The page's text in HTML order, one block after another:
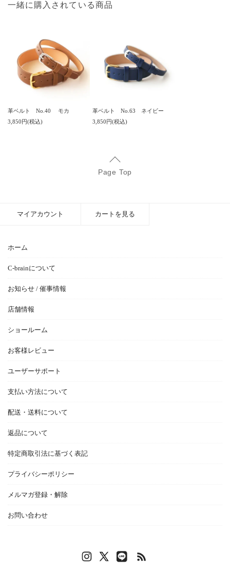
一緒に購入されている商品
革ベルト No.40 モカ
3,850円(税込)
革ベルト No.63 ネイビー
3,850円(税込)
Page Top
ホーム
C-brainについて
お知らせ / 催事情報
店舗情報
ショールーム
お客様レビュー
ユーザーサポート
支払い方法について
配送・送料について
返品について
特定商取引法に基づく表記
プライバシーポリシー
メルマガ登録・解除
お問い合わせ
マイアカウント カートを見る